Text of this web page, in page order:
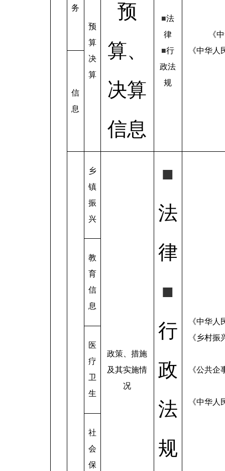
务
预
算
决
算
预
算、
决算
信息
■法
律
■行
政法
规
《
《中华
信
息
乡
镇
振
兴
政策、措施
及其实施情
况
■
法
律
■
行
政
法
规
《中华
《乡村
《公共
《中华
教
育
信
息
医
疗
卫
生
社
会
保